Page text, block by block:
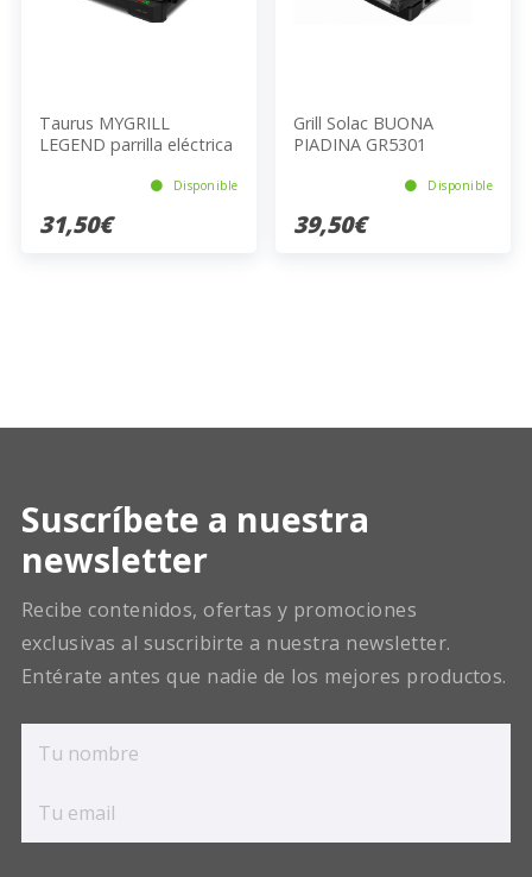
Taurus MYGRILL
LEGEND parrilla eléctrica
Disponible
31,50€
Grill Solac BUONA
PIADINA GR5301
Disponible
39,50€
Suscríbete a nuestra
newsletter
Recibe contenidos, ofertas y promociones
exclusivas al suscribirte a nuestra newsletter.
Entérate antes que nadie de los mejores productos.